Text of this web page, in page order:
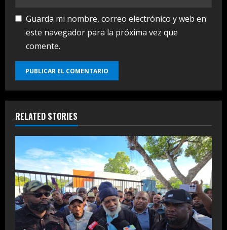
Guarda mi nombre, correo electrónico y web en
este navegador para la próxima vez que
comente.
RELATED STORIES